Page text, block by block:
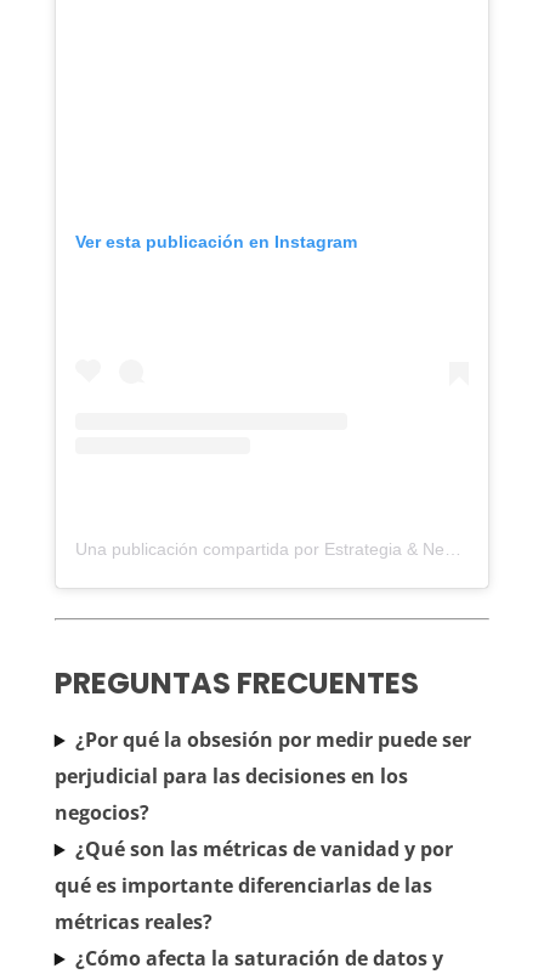
Ver esta publicación en Instagram
Una publicación compartida por Estrategia & Negocios Digitales (@ollesch.agency)
PREGUNTAS FRECUENTES
¿Por qué la obsesión por medir puede ser
perjudicial para las decisiones en los
negocios?
¿Qué son las métricas de vanidad y por
qué es importante diferenciarlas de las
métricas reales?
¿Cómo afecta la saturación de datos y